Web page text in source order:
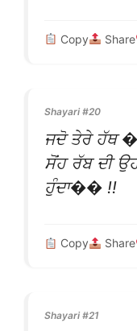
Copy Share
Shayari #20
ਜਦੋ ਤੇਰੇ ਹੱਥ
ਸੋਂਹ ਰੱਬ ਦੀ
ਹੁੰਦਾ�� !!
Copy Share
Shayari #21